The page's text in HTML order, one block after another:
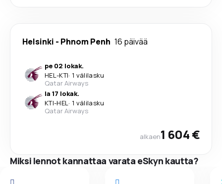
Helsinki - Phnom Penh 16 päivää
pe 02 lokak.
HEL-KTI· 1 välilasku
Qatar Airways
la 17 lokak.
KTI-HEL· 1 välilasku
Qatar Airways
alkaen1 604 €
Miksi lennot kannattaa varata eSkyn kautta?